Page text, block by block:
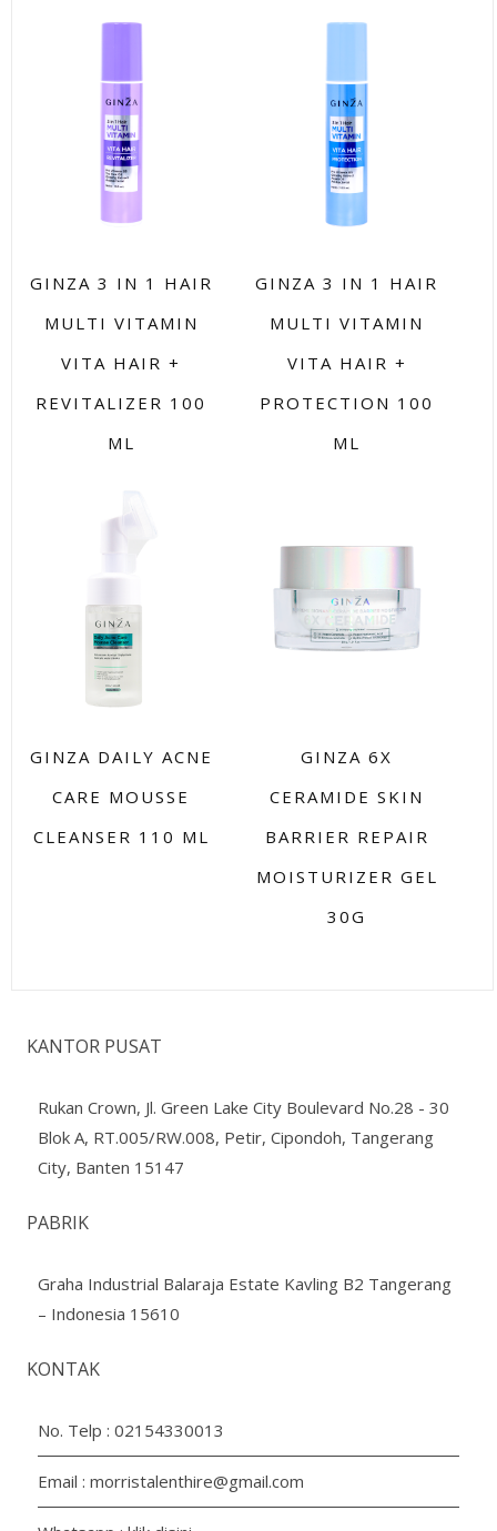
GINZA 3 IN 1 HAIR
MULTI VITAMIN
VITA HAIR +
REVITALIZER 100
ML
GINZA 3 IN 1 HAIR
MULTI VITAMIN
VITA HAIR +
PROTECTION 100
ML
GINZA DAILY ACNE
CARE MOUSSE
CLEANSER 110 ML
GINZA 6X
CERAMIDE SKIN
BARRIER REPAIR
MOISTURIZER GEL
30G
KANTOR PUSAT
Rukan Crown, Jl. Green Lake City Boulevard No.28 - 30
Blok A, RT.005/RW.008, Petir, Cipondoh, Tangerang
City, Banten 15147
PABRIK
Graha Industrial Balaraja Estate Kavling B2 Tangerang
– Indonesia 15610
KONTAK
No. Telp :02154330013
Email :morristalenthire@gmail.com